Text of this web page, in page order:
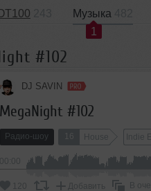
Музыка
1
#102
DJ SAVIN
MegaNight #102
Радио-шоу 16 House Indie
120 Добавить В